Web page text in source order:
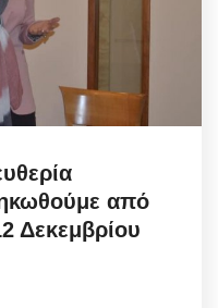
από
Δεκεμβρίου